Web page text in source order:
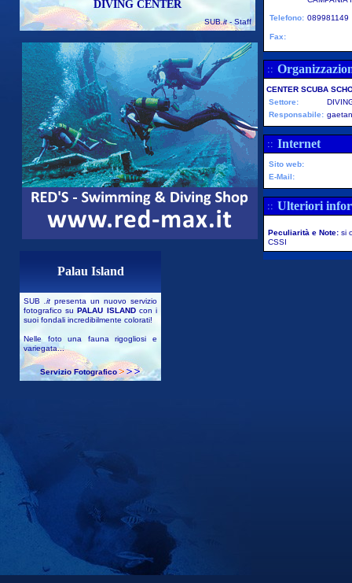
DIVING CENTER
SUB.it- Staff
Palau Island
SUB .it presenta un nuovo servizio
fotografico suPALAU ISLANDcon i
suoi fondali incredibilmente colorati!
Nelle foto una fauna rigogliosi e
variegata...
Servizio Fotografico
Telefono: 089981149
Fax:
::
CENTER SCUBA
Settore:
Responsabile:
:: Internet
Sito web:
E-Mail:
:: Ulteriori
Peculiarità e Note: si
CSSI